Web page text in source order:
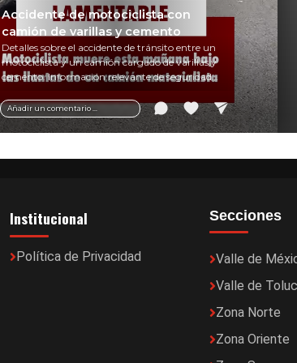
Añadir un comentario ...
Accidente de motociclista con
camión de varillas y cemento
Detalles sobre el accidente de tránsito entre un
motociclista y un camión cargado de varillas y
cemento. Información relevante de seguridad
vial y recomendaciones para motociclistas.
Institucional
Política de Privacidad
Secciones
Valle de
Valle de
Zona Norte
Zona Oriente